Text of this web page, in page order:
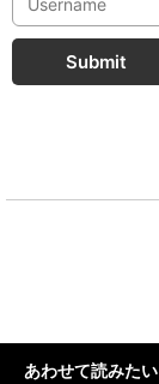
Submit
あわせて読みたい